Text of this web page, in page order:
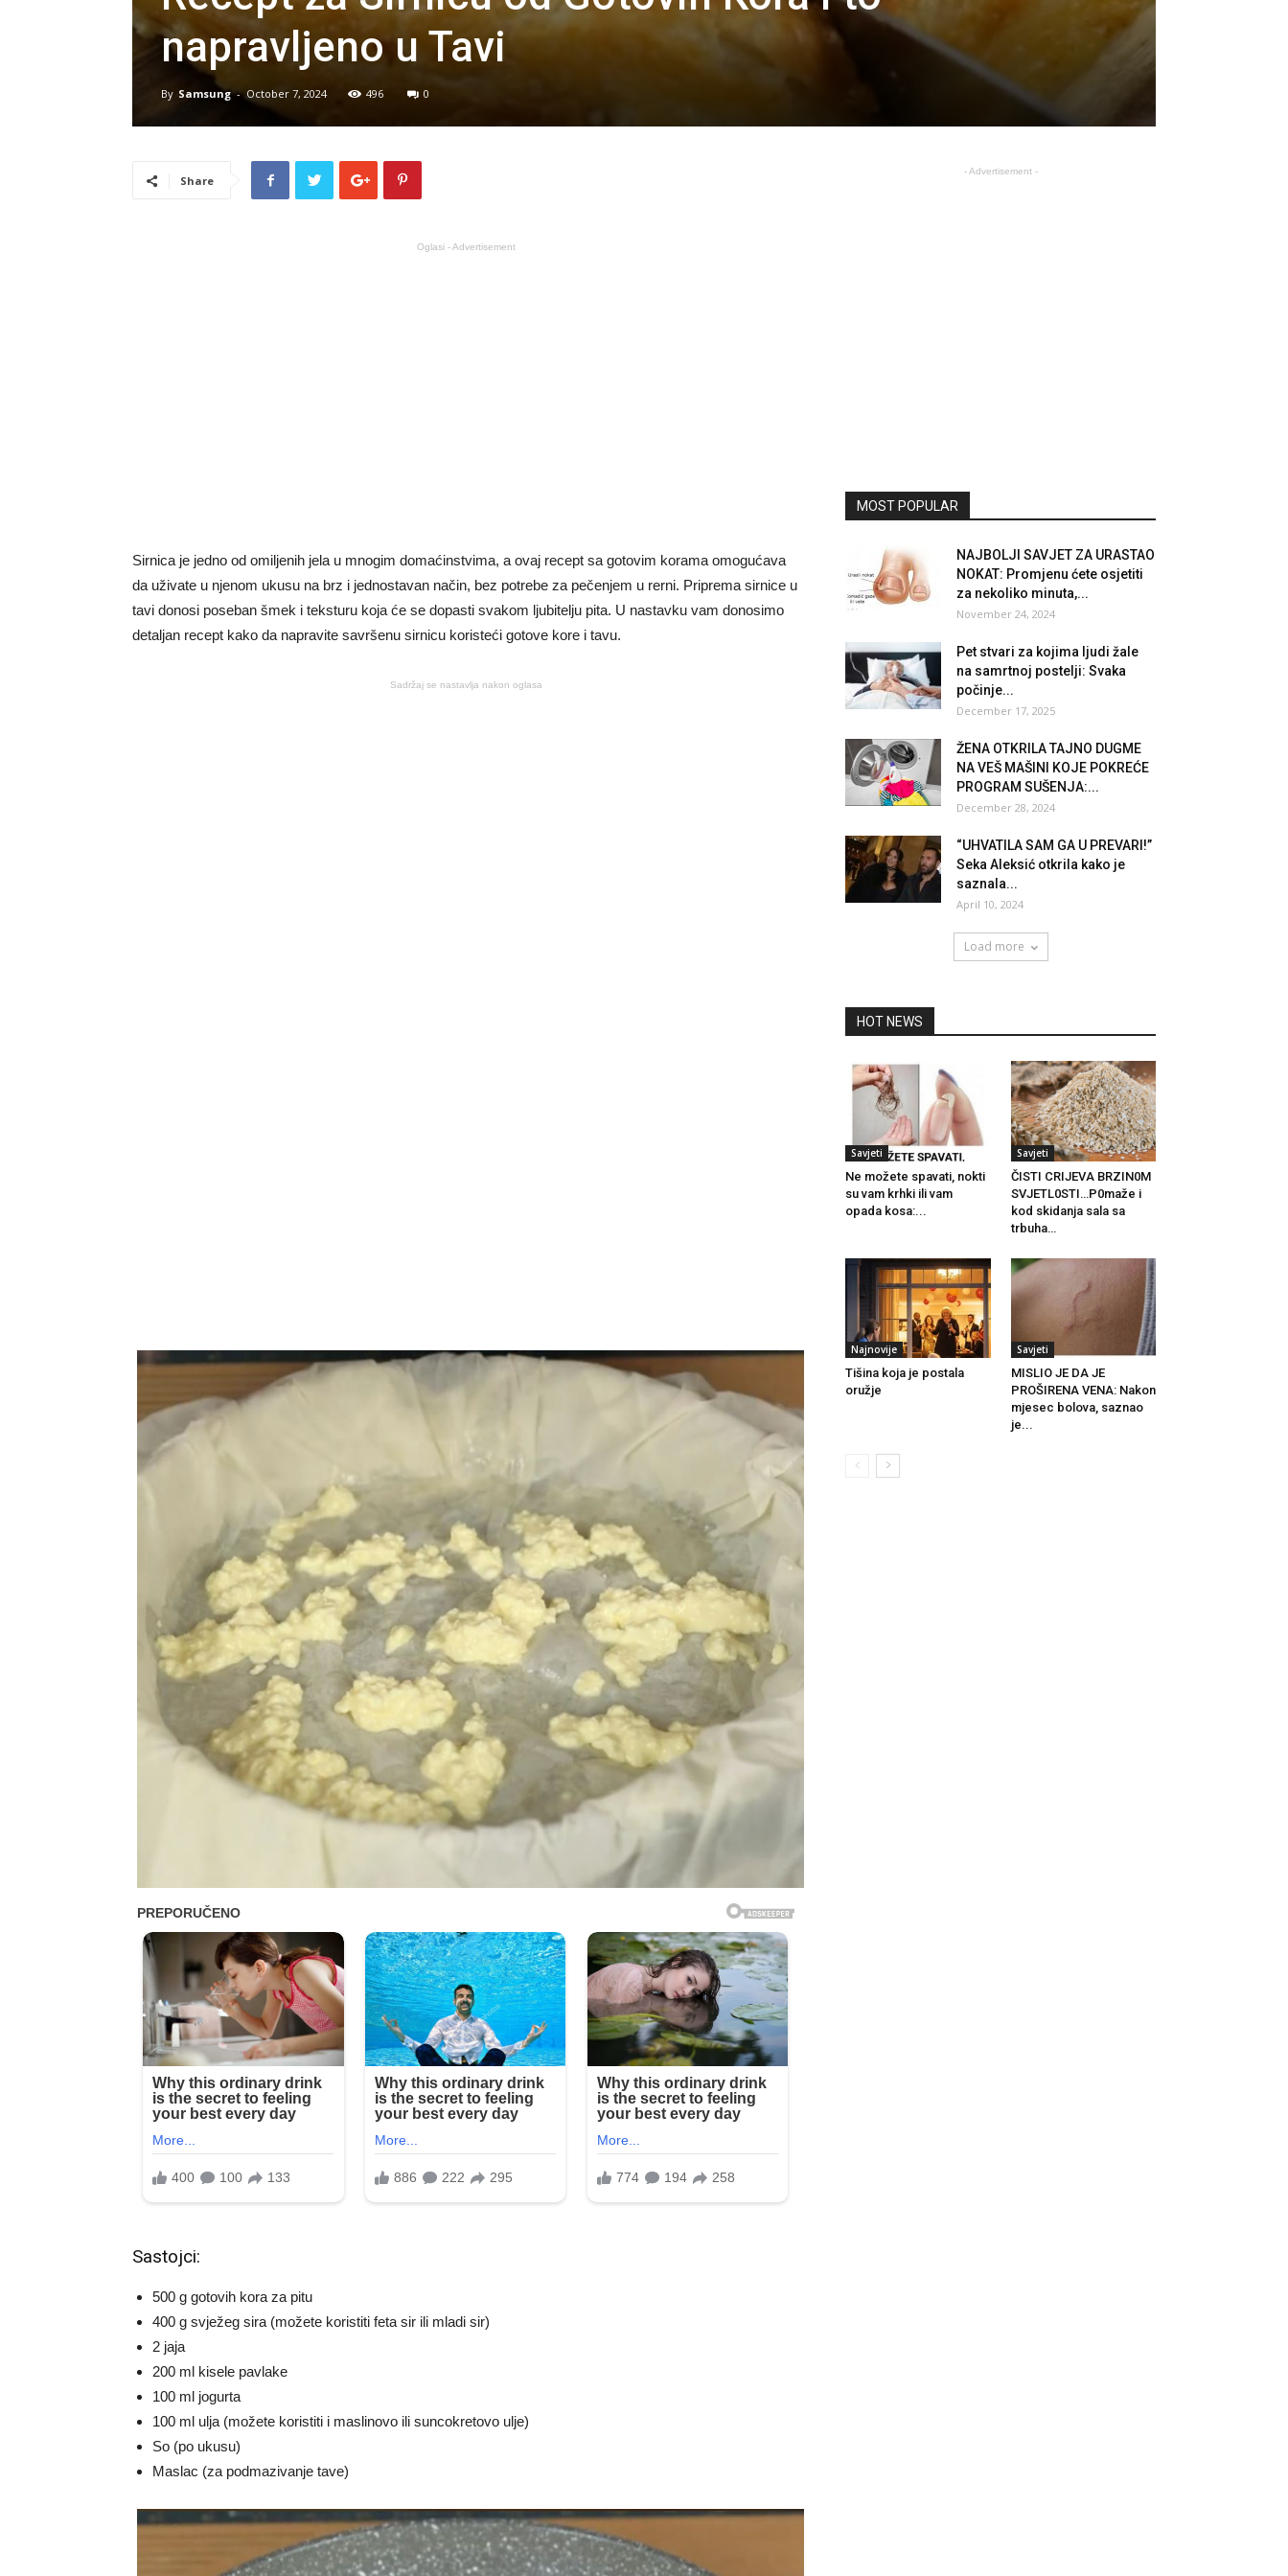
napravljeno u Tavi
By Samsung - October 7, 2024 496 0
Share
Oglasi - Advertisement
Sirnica je jedno od omiljenih jela u mnogim domaćinstvima, a ovaj recept sa gotovim korama omogućava
da uživate u njenom ukusu na brz i jednostavan način, bez potrebe za pečenjem u rerni. Priprema sirnice u
tavi donosi poseban šmek i teksturu koja će se dopasti svakom ljubitelju pita. U nastavku vam donosimo
detaljan recept kako da napravite savršenu sirnicu koristeći gotove kore i tavu.
Sadržaj se nastavlja nakon oglasa
Sastojci:
500 g gotovih kora za pitu
400 g svježeg sira (možete koristiti feta sir ili mladi sir)
2 jaja
200 ml kisele pavlake
100 ml jogurta
100 ml ulja (možete koristiti i maslinovo ili suncokretovo ulje)
So (po ukusu)
Maslac (za podmazivanje tave)
- Advertisement -
MOST POPULAR
NAJBOLJI SAVJET ZA URASTAO
NOKAT: Promjenu ćete osjetiti
za nekoliko minuta,...
November 24, 2024
Pet stvari za kojima ljudi žale
na samrtnoj postelji: Svaka
počinje...
December 17, 2025
ŽENA OTKRILA TAJNO DUGME
NA VEŠ MAŠINI KOJE POKREĆE
PROGRAM SUŠENJA:...
December 28, 2024
“UHVATILA SAM GA U PREVARI!”
Seka Aleksić otkrila kako je
saznala...
April 10, 2024
Load more
HOT NEWS
Savjeti
Ne možete spavati, nokti
su vam krhki ili vam
opada kosa:...
Savjeti
ČISTI CRIJEVA BRZIN0M
SVJETL0STI…P0maže i
kod skidanja sala sa
trbuha…
Najnovije
Tišina koja je postala
oružje
Savjeti
MISLIO JE DA JE
PROŠIRENA VENA: Nakon
mjesec bolova, saznao
je...